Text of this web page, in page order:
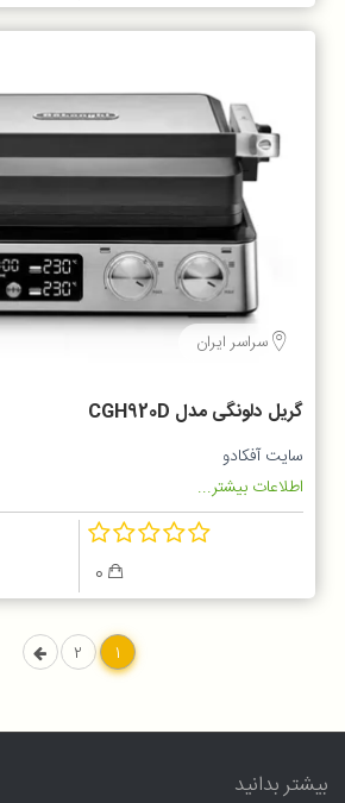
سراسر ایران
گریل دلونگی مدل CGH920D
سایت آفکادو
اطلاعات بیشتر...
0
2
بیشتر بدانید